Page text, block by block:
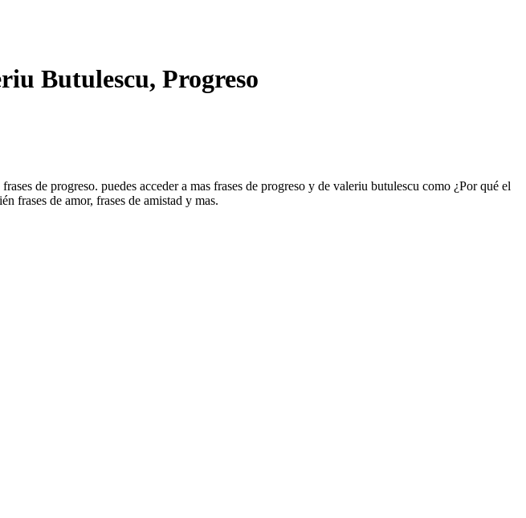
Butulescu, Progreso
de progreso. puedes acceder a mas frases de progreso y de valeriu butulescu como ¿Por qué el
frases de amor, frases de amistad y mas.